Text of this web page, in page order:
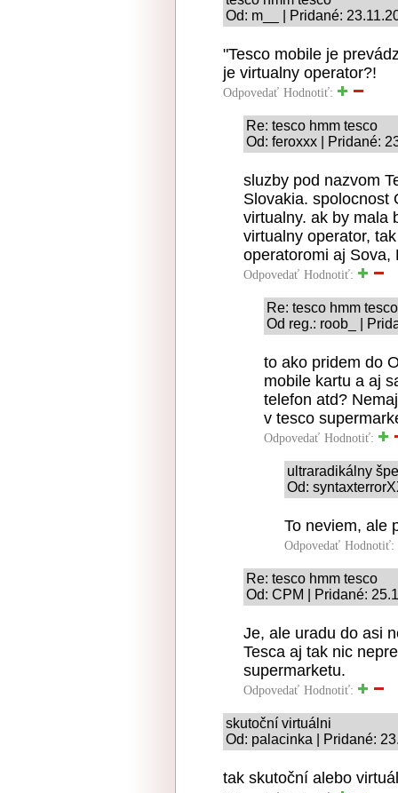
Od: m__ | Pridané:
"Tesco mobile je
je virtualny operator?!
Odpovedať Hodnotiť:
Re: tesco hmm tesco
Od: feroxxx | Pridané:
sluzby pod nazvom
Slovakia. spolocnost
virtualny. ak by mala
virtualny operator,
operatoromi aj Sova,
Odpovedať Hodnotiť:
Re: tesco hmm tesco
Od reg.: roob_ |
to ako pridem do
mobile kartu a aj
telefon atd?
v tesco
Odpovedať Hodnotiť:
ultraradikálny
Od:
To neviem, ale
Odpovedať Hodnotiť:
Re: tesco hmm tesco
Od: CPM | Pridané:
Je, ale uradu do asi
Tesca aj tak nic
supermarketu.
Odpovedať Hodnotiť:
skutoční virtuálni
Od: palacinka | Pridané:
tak skutoční alebo